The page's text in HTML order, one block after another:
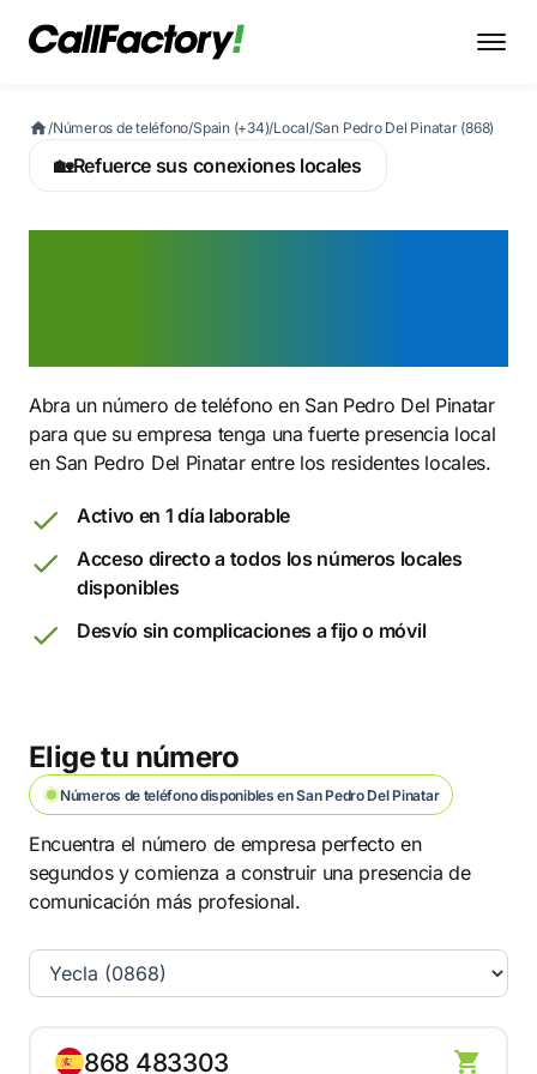
/Números de teléfono/Spain (+34)/Local/San Pedro Del Pinatar (868)
🏡Refuerce sus conexiones locales
Abra un número de teléfono en San Pedro Del Pinatar
para que su empresa tenga una fuerte presencia local
en San Pedro Del Pinatar entre los residentes locales.
Activo en 1 día laborable
Acceso directo a todos los números locales
disponibles
Desvío sin complicaciones a fijo o móvil
Elige tu número
Números de teléfono disponibles en San Pedro Del Pinatar
Encuentra el número de empresa perfecto en
segundos y comienza a construir una presencia de
comunicación más profesional.
868 483303